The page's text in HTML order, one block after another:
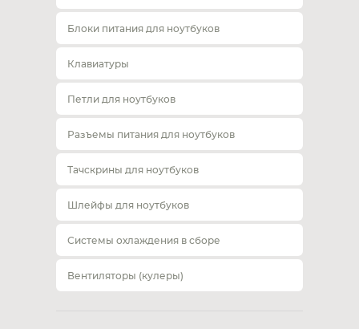
Блоки питания для ноутбуков
Клавиатуры
Петли для ноутбуков
Разъемы питания для ноутбуков
Тачскрины для ноутбуков
Шлейфы для ноутбуков
Системы охлаждения в сборе
Вентиляторы (кулеры)